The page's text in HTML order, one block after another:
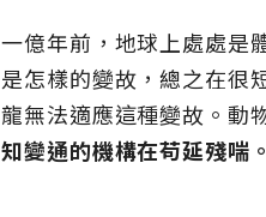
一億年前，地球上處處是
是怎樣的變故，總之在很
龍無法適應這種變故。動
知變通的機構在苟延殘喘